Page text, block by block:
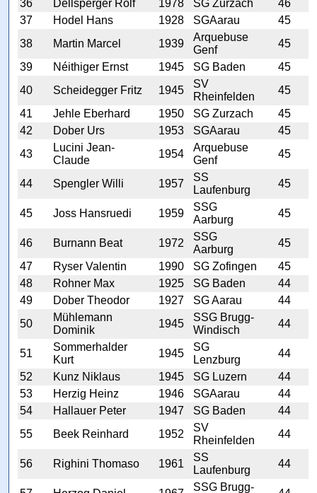
36 Dellsperger Rolf 1978 SG Zurzach
46
37
Hodel Hans 1928 SGAarau
45
38
Martin Marcel 1939
Arquebuse
Genf
45
39
Néithiger Ernst 1945 SG Baden
45
40
Scheidegger Fritz 1945
SV
Rheinfelden
45
41
Jehle Eberhard 1950 SG Zurzach
45
42
Dober Urs 1953 SGAarau
45
43
Lucini Jean-
Claude
1954
Arquebuse
Genf
45
44 Spengler Willi 1957
SS
Laufenburg
45
45 Joss Hansruedi 1959
SSG
Aarburg
45
46 Burnann Beat 1972
SSG
Aarburg
45
47
Ryser Valentin 1990 SG Zofingen
45
48
Rohner Max 1925 SG Baden
44
49
Dober Theodor 1927 SG Aarau
44
50
Mühlemann
Dominik
1945
SSG Brugg-
Windisch
44
51
Sommerhalder
Kurt
1945
SG
Lenzburg
44
52
Kunz Niklaus 1945 SG Luzern
44
53
Herzig Heinz 1946 SGAarau
44
54
Hallauer Peter 1947 SG Baden
44
55
Beek Reinhard 1952
SV
Rheinfelden
44
56 Righini Thomaso 1961
SS
Laufenburg
44
SSG Brugg-